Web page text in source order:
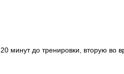
до тренировки, вторую во